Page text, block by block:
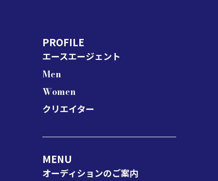
PROFILE
エースエージェント
Men
Women
クリエイター
MENU
オーディションのご案内